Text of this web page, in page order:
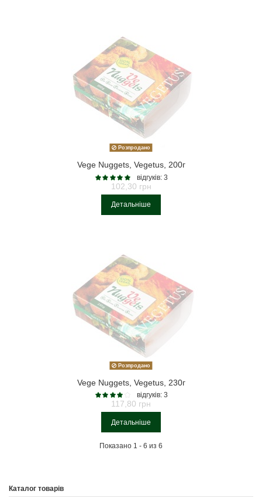
Розпродано
Vege Nuggets, Vegetus, 200г
відгуків: 3
102,30 грн
Детальніше
Розпродано
Vege Nuggets, Vegetus, 230г
відгуків: 3
117,80 грн
Детальніше
Показано 1 - 6 из 6
Каталог товарів